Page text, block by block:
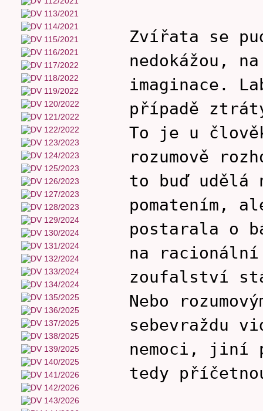
Zvířata se
nedokážou,
imaginace.
případě
To je u
rozumově
to buď udělá
pomatením,
postarala o
na racionální
zoufalství
Nebo
sebevraždu
nemoci, jiní
tedy